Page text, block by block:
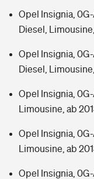
Opel Insignia, 0G-
Diesel,
Opel Insignia, 0G-
Diesel,
Opel Insignia, 0G-
Limousine, ab
Opel Insignia, 0G-
Limousine, ab
Opel Insignia, 0G-